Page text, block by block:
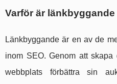
Varför är
Länkbyggande är en av de
inom SEO. Genom att
webbplats förbättra sin